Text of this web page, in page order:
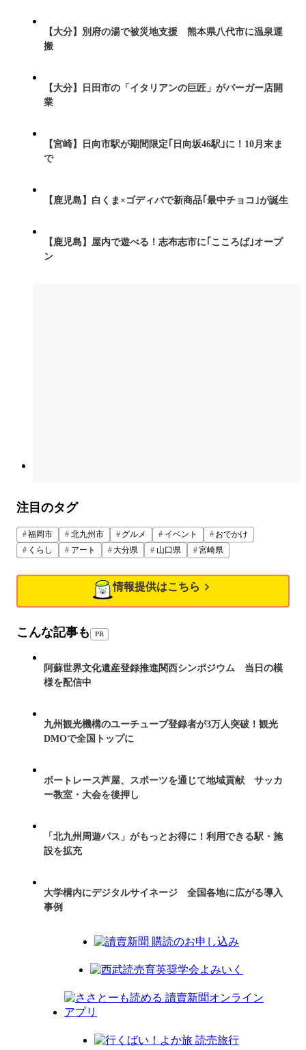
【大分】別府の湯で被災地支援 熊本県八代市に温泉運
搬
【大分】日田市の「イタリアンの巨匠」がバーガー店開
業
【宮崎】日向市駅が期間限定｢日向坂46駅｣に！10月末ま
で
【鹿児島】白くま×ゴディバで新商品｢最中チョコ｣が誕生
【鹿児島】屋内で遊べる！志布志市に｢こころば｣オープ
ン
注目のタグ
福岡市 北九州市 グルメ イベント
おでかけ
くらし
アート 大分県 山口県 宮崎県
情報提供はこちら
こんな記事も PR
阿蘇世界文化遺産登録推進関西シンポジウム 当日の模
様を配信中
九州観光機構のユーチューブ登録者が3万人突破！観光
DMOで全国トップに
ボートレース芦屋、スポーツを通じて地域貢献 サッカ
ー教室・大会を後押し
「北九州周遊パス」がもっとお得に！利用できる駅・施
設を拡充
大学構内にデジタルサイネージ 全国各地に広がる導入
事例